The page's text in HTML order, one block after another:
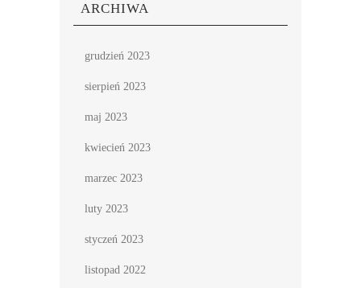
ARCHIWA
grudzień 2023
sierpień 2023
maj 2023
kwiecień 2023
marzec 2023
luty 2023
styczeń 2023
listopad 2022